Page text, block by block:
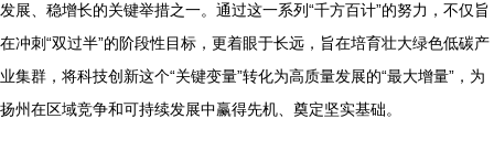
发展、稳增长的关键举措之一。通过这一系列“千方百计”的努力，不仅旨
在冲刺“双过半”的阶段性目标，更着眼于长远，旨在培育壮大绿色低碳产
业集群，将科技创新这个“关键变量”转化为高质量发展的“最大增量”，为
扬州在区域竞争和可持续发展中赢得先机、奠定坚实基础。